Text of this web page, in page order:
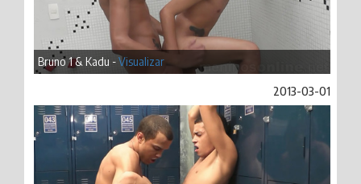
Bruno 1 & Kadu -Visualizar
2013-03-01